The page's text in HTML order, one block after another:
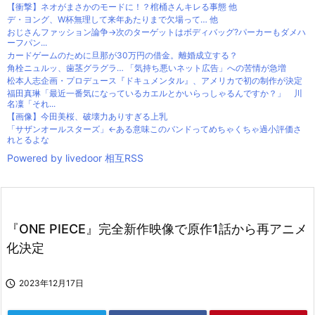
【衝撃】ネオがまさかのモードに！？棺桶さんキレる事態 他
デ・ヨング、W杯無理して来年あたりまで欠場って… 他
おじさんファッション論争→次のターゲットはボディバッグ?パーカーもダメハ
ーフパン...
カードゲームのために旦那が30万円の借金。離婚成立する？
角栓ニュルッ、歯茎グラグラ… 「気持ち悪いネット広告」への苦情が急増
松本人志企画・プロデュース『ドキュメンタル』、アメリカで初の制作が決定
福田真琳「最近一番気になっているカエルとかいらっしゃるんですか？」 川
名凜「それ...
【画像】今田美桜、破壊力ありすぎる上乳
「サザンオールスターズ」←ある意味このバンドってめちゃくちゃ過小評価さ
れとるよな
Powered by livedoor 相互RSS
『ONE PIECE』完全新作映像で原作1話から再アニメ
化決定
 2023年12月17日